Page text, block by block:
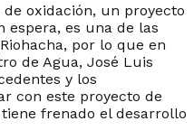
oxidación, un proyecto
espera, es una de las
por lo que en
de Agua, José Luis
y los
con este proyecto de
frenado el desarrollo